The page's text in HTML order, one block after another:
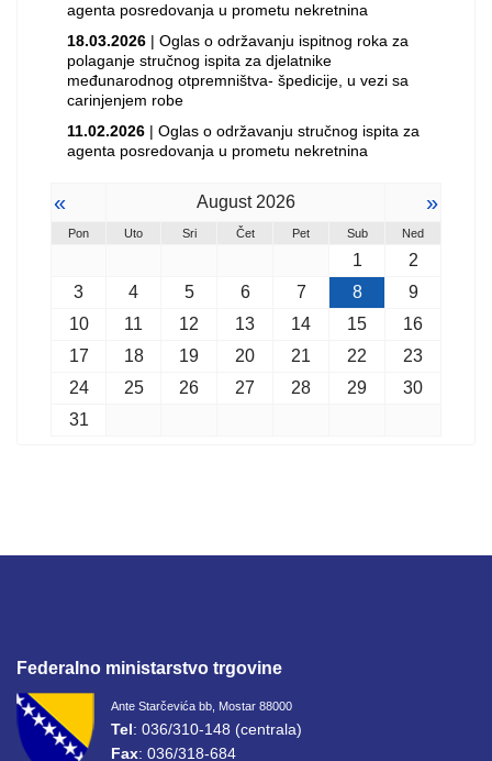
agenta posredovanja u prometu nekretnina
18.03.2026 | Oglas o održavanju ispitnog roka za
polaganje stručnog ispita za djelatnike
međunarodnog otpremništva- špedicije, u vezi sa
carinjenjem robe
11.02.2026 | Oglas o održavanju stručnog ispita za
agenta posredovanja u prometu nekretnina
« August 2026 »
Pon Uto Sri Čet Pet Sub Ned
1
2
3
4 5 6 7 8
9
10
11 12 13 14 15
16
17
18 19 20 21 22
23
24
25 26 27 28 29
30
31
Federalno ministarstvo trgovine
Ante Starčevića bb, Mostar 88000
Tel: 036/310-148 (centrala)
Fax: 036/318-684